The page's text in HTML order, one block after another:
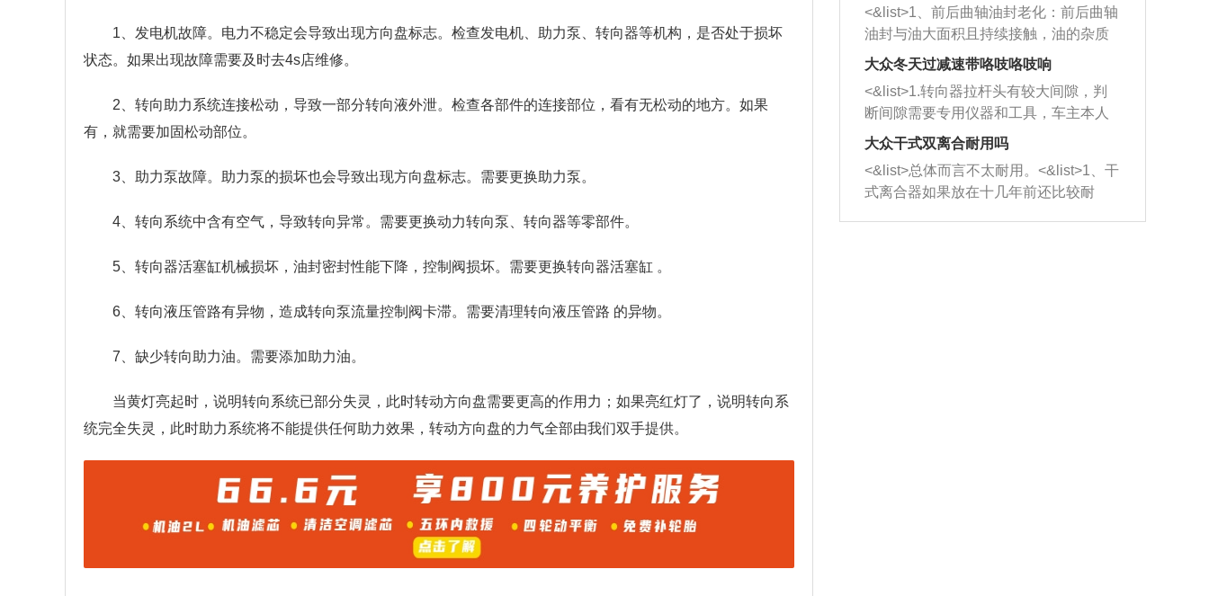
1、发电机故障。电力不稳定会导致出现方向盘标志。检查发电机、助力泵、转向器等机构，是否处于损坏
状态。如果出现故障需要及时去4s店维修。
2、转向助力系统连接松动，导致一部分转向液外泄。检查各部件的连接部位，看有无松动的地方。如果
有，就需要加固松动部位。
3、助力泵故障。助力泵的损坏也会导致出现方向盘标志。需要更换助力泵。
4、转向系统中含有空气，导致转向异常。需要更换动力转向泵、转向器等零部件。
5、转向器活塞缸机械损坏，油封密封性能下降，控制阀损坏。需要更换转向器活塞缸 。
6、转向液压管路有异物，造成转向泵流量控制阀卡滞。需要清理转向液压管路 的异物。
7、缺少转向助力油。需要添加助力油。
当黄灯亮起时，说明转向系统已部分失灵，此时转动方向盘需要更高的作用力；如果亮红灯了，说明转向系
统完全失灵，此时助力系统将不能提供任何助力效果，转动方向盘的力气全部由我们双手提供。
西取出来。但如果是因为积碳过多引起
的堵塞，就需要将三元催化器泡在草酸
洗剂对堵塞的情况得到解决，将清洗剂
放在燃油箱中，与燃油混合后，车辆启
动时，就可以和汽油一起进入到燃烧
室，最后形成废气排出，就可以让三元
催化器得到清洗，排气管堵塞的情况就
能够得到解决。
一圈半的练习，往右同样也要打相同的
圈数。 <&list>3、最后强调要反复练
习，这样就可以形成肌肉记忆，在真实
驾驶车辆时，不需要记忆也能打好方
向。
<&list>1、前后曲轴油封老化：前后曲轴
油封与油大面积且持续接触，油的杂质
和发动机内持续温度变化使其密封效果
逐渐减弱，导致渗油或漏油。<&list>2、
活塞间隙过大：积碳会使活塞环与缸体
的间隙扩大，导致机油流入燃烧室中，
造成烧机油。<&list>3、机油粘度。使用
机油粘度过小的话，同样会有烧机油现
象，机油粘度过小具有很好的流动性，
大众冬天过减速带咯吱咯吱响
<&list>1.转向器拉杆头有较大间隙，判
断间隙需要专用仪器和工具，车主本人
无法制作，需要将车辆送到修理厂或4s
店；<&list>2.车辆半轴套管防尘罩破
裂，破裂后会出现漏油现象，使半轴磨
损严重，磨损的半轴容易损坏，产生异
响；<&list>3.稳定器的转向胶套和球头
大众干式双离合耐用吗
<&list>总体而言不太耐用。<&list>1、干
式离合器如果放在十几年前还比较耐